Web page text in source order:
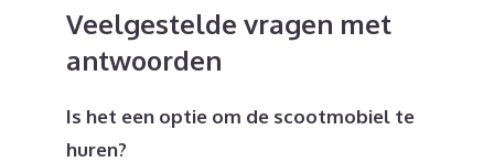
Veelgestelde vragen met
antwoorden
Is het een optie om de scootmobiel te
huren?